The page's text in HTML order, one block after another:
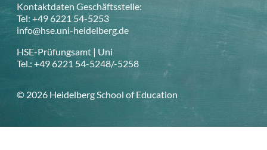
Kontaktdaten Geschäftsstelle:
Tel: +49 6221 54-5253
info@hse.uni-heidelberg.de
HSE-Prüfungsamt | Uni
Tel.: +49 6221 54-5248/-5258
© 2026 Heidelberg School of Education